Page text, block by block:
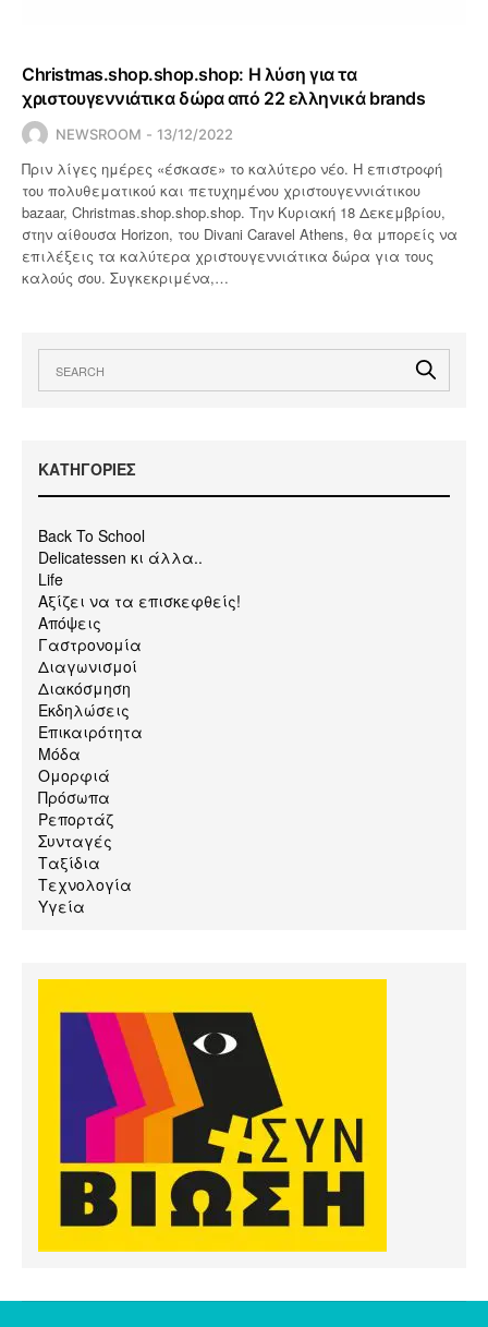
Christmas.shop.shop.shop: Η λύση για τα
χριστουγεννιάτικα δώρα από 22 ελληνικά brands
NEWSROOM 13/12/2022
Πριν λίγες ημέρες «έσκασε» το καλύτερο νέο. Η επιστροφή
του πολυθεματικού και πετυχημένου χριστουγεννιάτικου
bazaar, Christmas.shop.shop.shop. Την Κυριακή 18 Δεκεμβρίου,
στην αίθουσα Horizon, του Divani Caravel Athens, θα μπορείς να
επιλέξεις τα καλύτερα χριστουγεννιάτικα δώρα για τους
καλούς σου. Συγκεκριμένα,…
KΑΤΗΓΟΡΙΕΣ
Back To School
Delicatessen κι άλλα..
Life
Αξίζει να τα επισκεφθείς!
Απόψεις
Γαστρονομία
Διαγωνισμοί
Διακόσμηση
Εκδηλώσεις
Επικαιρότητα
Μόδα
Ομορφιά
Πρόσωπα
Ρεπορτάζ
Συνταγές
Ταξίδια
Τεχνολογία
Υγεία